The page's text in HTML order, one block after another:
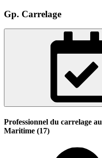
Gp. Carrelage
Professionnel du carrelage
Maritime (17)